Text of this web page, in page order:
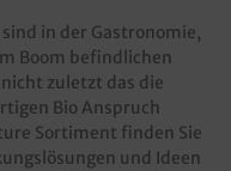
in der Gastronomie,
Boom befindlichen
zuletzt das die
Bio Anspruch
Sortiment finden Sie
und Ideen